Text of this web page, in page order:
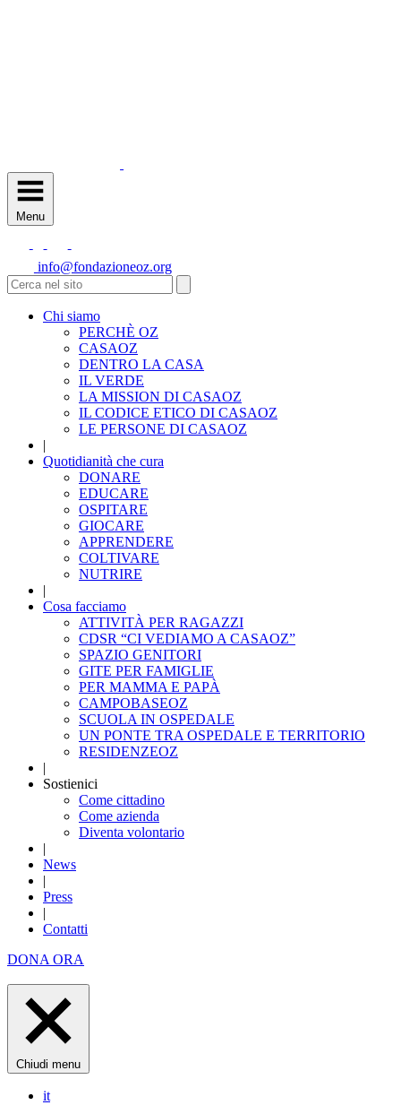
Menu
info@fondazioneoz.org
Chi siamo
PERCHÈ OZ
CASAOZ
DENTRO LA CASA
IL VERDE
LA MISSION DI CASAOZ
IL CODICE ETICO DI CASAOZ
LE PERSONE DI CASAOZ
|
Quotidianità che cura
DONARE
EDUCARE
OSPITARE
GIOCARE
APPRENDERE
COLTIVARE
NUTRIRE
|
Cosa facciamo
ATTIVITÀ PER RAGAZZI
CDSR “CI VEDIAMO A CASAOZ”
SPAZIO GENITORI
GITE PER FAMIGLIE
PER MAMMA E PAPÀ
CAMPOBASEOZ
SCUOLA IN OSPEDALE
UN PONTE TRA OSPEDALE E TERRITORIO
RESIDENZEOZ
|
Sostienici
Come cittadino
Come azienda
Diventa volontario
|
News
|
Press
|
Contatti
DONA ORA
Chiudi menu
it